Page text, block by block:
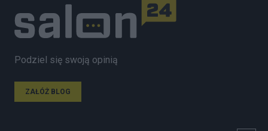
Podziel się swoją opinią
ZAŁÓŻ BLOG